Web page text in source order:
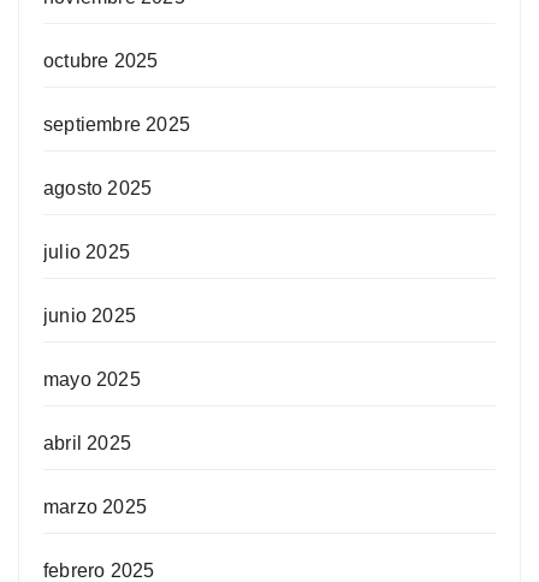
octubre 2025
septiembre 2025
agosto 2025
julio 2025
junio 2025
mayo 2025
abril 2025
marzo 2025
febrero 2025